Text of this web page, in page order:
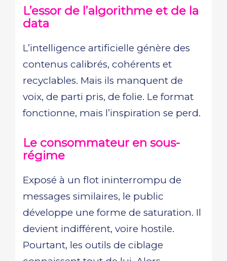
L’essor de l’algorithme et de la
data
L’intelligence artificielle génère des
contenus calibrés, cohérents et
recyclables. Mais ils manquent de
voix, de parti pris, de folie. Le format
fonctionne, mais l’inspiration se perd.
Le consommateur en sous-
régime
Exposé à un flot ininterrompu de
messages similaires, le public
développe une forme de saturation. Il
devient indifférent, voire hostile.
Pourtant, les outils de ciblage